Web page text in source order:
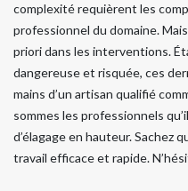
complexité requièrent les
professionnel du domaine.
priori dans les interventions.
dangereuse et risquée, ces
mains d’un artisan qualifié
sommes les professionnels
d’élagage en hauteur. Sachez
travail efficace et rapide.